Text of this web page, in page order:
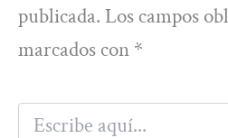
publicada. Los campos
marcados con *
Escribe
aquí...